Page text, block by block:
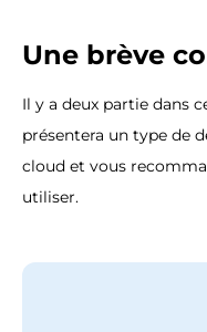
Une brève
Il y a deux partie dans
présentera un type de
cloud et vous
utiliser.